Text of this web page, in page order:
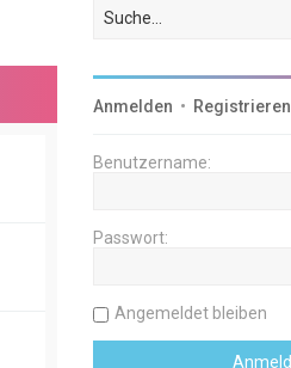
Anmelden • Registrieren
Benutzername:
Passwort:
Angemeldet bleiben